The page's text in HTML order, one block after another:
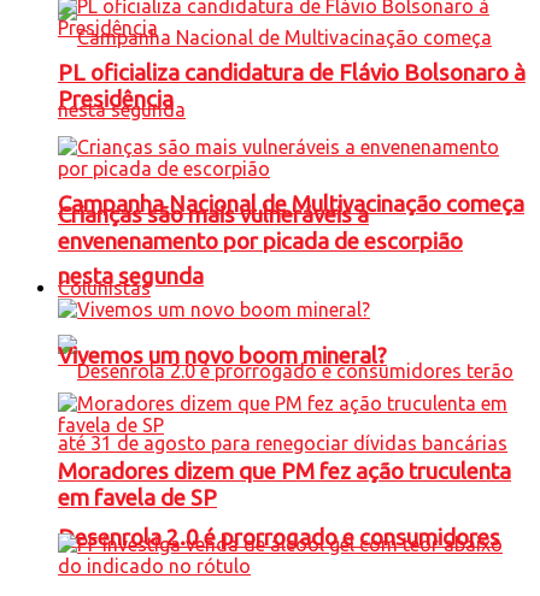
Campanha Nacional de Multivacinação começa
nesta segunda
Desenrola 2.0 é prorrogado e consumidores
PL oficializa candidatura de Flávio Bolsonaro à
Presidência
Crianças são mais vulneráveis a
envenenamento por picada de escorpião
Colunistas
Vivemos um novo boom mineral?
Moradores dizem que PM fez ação truculenta
em favela de SP